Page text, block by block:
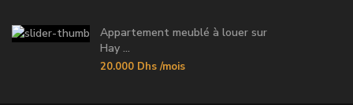
Appartement meublé à louer sur
Hay ...
20.000 Dhs /mois